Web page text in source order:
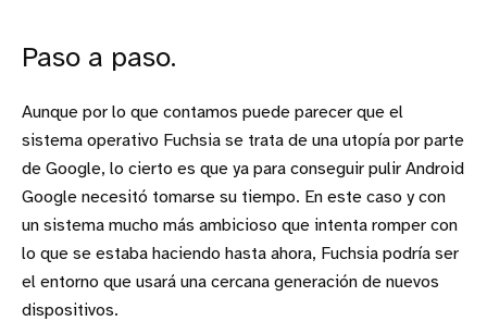
Paso a paso.
Aunque por lo que contamos puede parecer que el
sistema operativo Fuchsia se trata de una utopía por parte
de Google, lo cierto es que ya para conseguir pulir Android
Google necesitó tomarse su tiempo. En este caso y con
un sistema mucho más ambicioso que intenta romper con
lo que se estaba haciendo hasta ahora, Fuchsia podría ser
el entorno que usará una cercana generación de nuevos
dispositivos.